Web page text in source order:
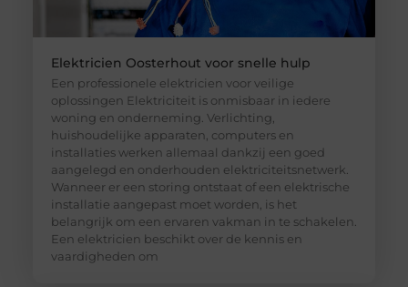
Elektricien Oosterhout voor snelle hulp
Een professionele elektricien voor veilige
oplossingen Elektriciteit is onmisbaar in iedere
woning en onderneming. Verlichting,
huishoudelijke apparaten, computers en
installaties werken allemaal dankzij een goed
aangelegd en onderhouden elektriciteitsnetwerk.
Wanneer er een storing ontstaat of een elektrische
installatie aangepast moet worden, is het
belangrijk om een ervaren vakman in te schakelen.
Een elektricien beschikt over de kennis en
vaardigheden om